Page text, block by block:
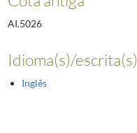
AI.5026
Idioma(s)/escrita(s)
Inglês